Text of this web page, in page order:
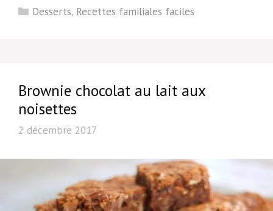
Catégories
Desserts, Recettes familiales faciles
Brownie chocolat au lait aux
noisettes
2 décembre 2017